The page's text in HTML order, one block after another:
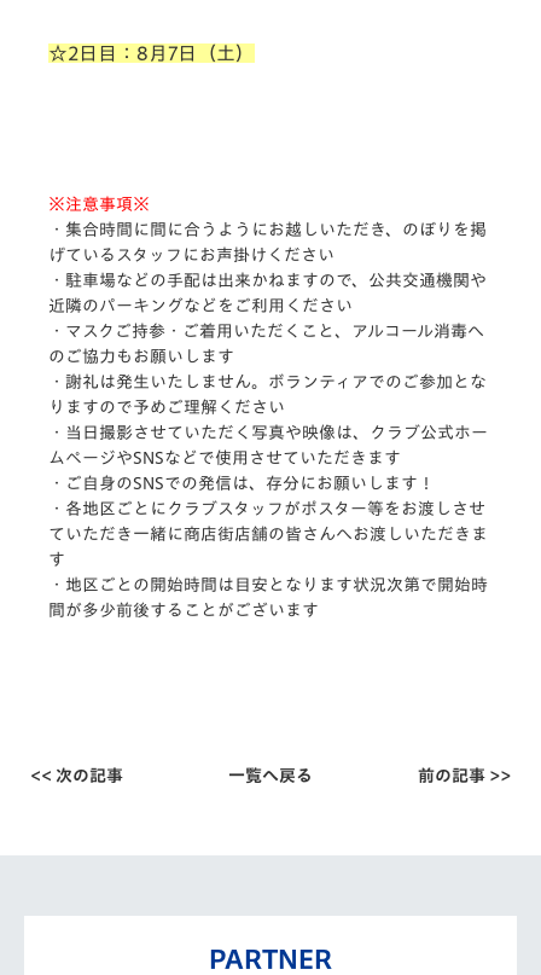
☆2日目：8月7日（土）
※注意事項※
・集合時間に間に合うようにお越しいただき、のぼりを掲
げているスタッフにお声掛けください
・駐車場などの手配は出来かねますので、公共交通機関や
近隣のパーキングなどをご利用ください
・マスクご持参・ご着用いただくこと、アルコール消毒へ
のご協力もお願いします
・謝礼は発生いたしません。ボランティアでのご参加とな
りますので予めご理解ください
・当日撮影させていただく写真や映像は、クラブ公式ホー
ムページやSNSなどで使用させていただきます
・ご自身のSNSでの発信は、存分にお願いします！
・各地区ごとにクラブスタッフがポスター等をお渡しさせ
ていただき一緒に商店街店舗の皆さんへお渡しいただきま
す
・地区ごとの開始時間は目安となります状況次第で開始時
間が多少前後することがございます
<< 次の記事 一覧へ戻る 前の記事 >>
PARTNER